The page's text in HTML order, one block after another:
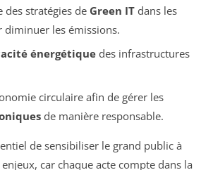
stratégies de Green ITdans les
diminuer les émissions.
énergétiquedes infrastructures
circulaire afin de gérer les
de manière responsable.
de sensibiliser le grand public à
car chaque acte compte dans la